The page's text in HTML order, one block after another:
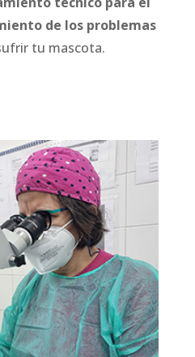
de los problemas
tu mascota.